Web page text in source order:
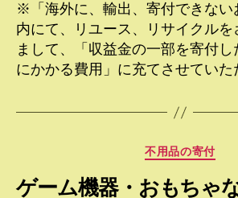
※「海外に、輸出、寄付できない
内にて、リユース、リサイクルを
まして、「収益金の一部を寄付
にかかる費用」に充てさせていた
カ
ゴ
不用品の寄付
ゲーム機器・おもちゃ